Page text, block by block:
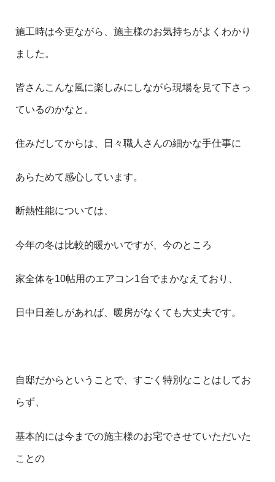
施工時は今更ながら、施主様のお気持ちがよくわかり
ました。
皆さんこんな風に楽しみにしながら現場を見て下さっ
ているのかなと。
住みだしてからは、日々職人さんの細かな手仕事に
あらためて感心しています。
断熱性能については、
今年の冬は比較的暖かいですが、今のところ
家全体を10帖用のエアコン1台でまかなえており、
日中日差しがあれば、暖房がなくても大丈夫です。
自邸だからということで、すごく特別なことはしてお
らず、
基本的には今までの施主様のお宅でさせていただいた
ことの